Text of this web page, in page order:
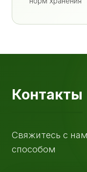
Контакты
Свяжитесь с
способом